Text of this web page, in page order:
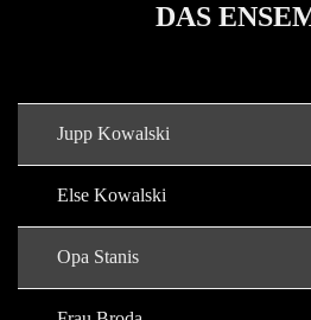
DAS
Jupp Kowalski
Else Kowalski
Opa Stanis